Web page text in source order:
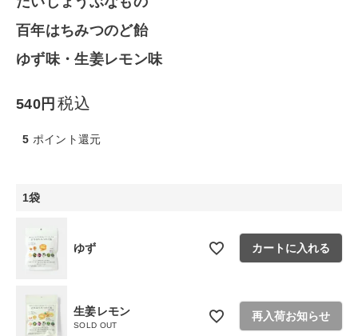
生活雑貨
食品
ギフト
ブランド
特集
お問い合わせ
百年はちみつのど飴
ゆず味・生姜レモン味
540 税込
5 ポイント還元
1袋
ゆず カートに入れる
生姜レモン
SOLD OUT
再入荷お知らせ